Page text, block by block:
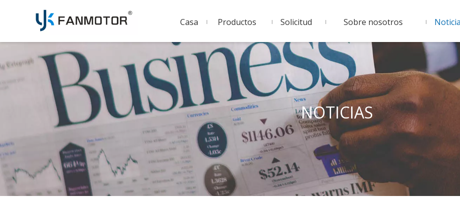
Casa Productos Solicitud Sobre nosotros
NOTICIAS